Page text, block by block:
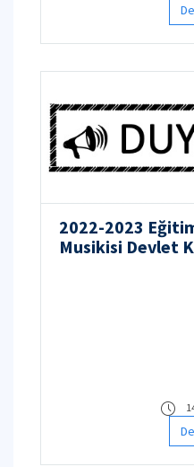
2022-2023
Musikisi Devlet